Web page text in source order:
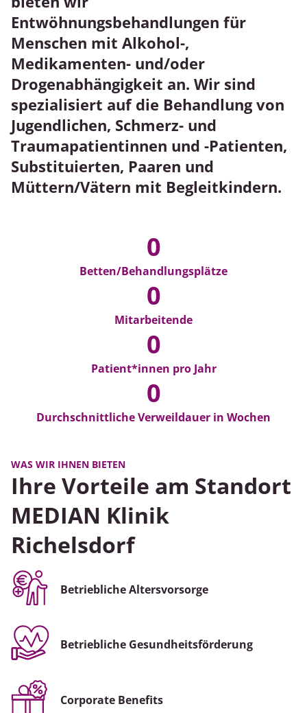
Jobangebote
Entwöhnungsbehandlungen für
Menschen mit Alkohol-,
Medikamenten- und/oder
Drogenabhängigkeit an. Wir sind
spezialisiert auf die Behandlung von
Jugendlichen, Schmerz- und
Traumapatientinnen und -Patienten,
Substituierten, Paaren und
Müttern/Vätern mit Begleitkindern.
0
Betten/Behandlungsplätze
0
Mitarbeitende
0
Patient*innen pro Jahr
0
Durchschnittliche Verweildauer in Wochen
WAS WIR IHNEN BIETEN
Ihre Vorteile am Standort
MEDIAN Klinik
Richelsdorf
Betriebliche Altersvorsorge
Betriebliche Gesundheitsförderung
Corporate Benefits